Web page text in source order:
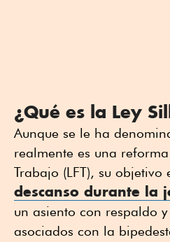
¿Qué es la Ley
Aunque se le ha
realmente es una
Trabajo (LFT), su objetivo
descanso durante la
un asiento con respaldo
asociados con la